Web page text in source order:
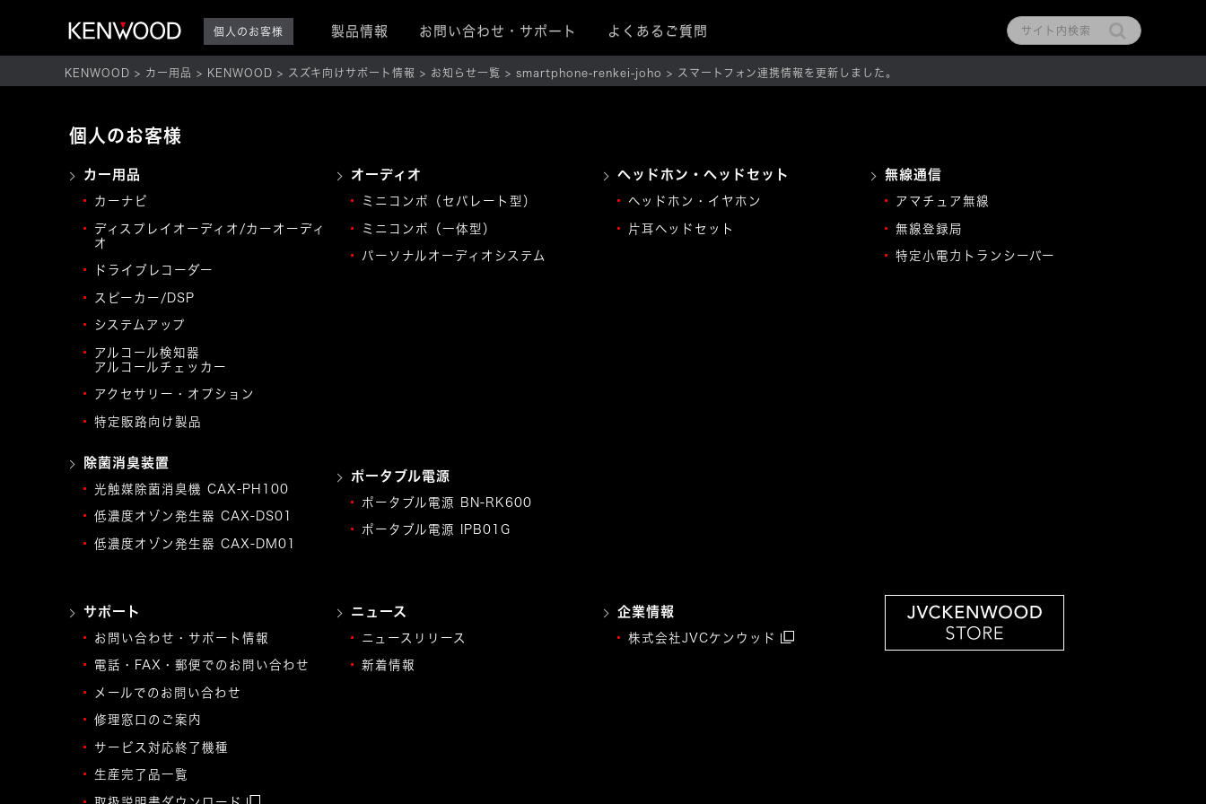
個人のお客様 製品情報 お問い合わせ・サポート よくあるご質問
KENWOOD カー用品 KENWOOD スズキ向けサポート情報 お知らせ一覧 smartphone-renkei-joho スマートフォン連携情報を更新しました。
個人のお客様
カー用品
カーナビ
ディスプレイオーディオ/カーオーディ
オ
ドライブレコーダー
スピーカー/DSP
システムアップ
アルコール検知器
アルコールチェッカー
アクセサリー・オプション
特定販路向け製品
オーディオ
ミニコンポ（セパレート型）
ミニコンポ（一体型）
パーソナルオーディオシステム
ヘッドホン・ヘッドセット
ヘッドホン・イヤホン
片耳ヘッドセット
無線通信
アマチュア無線
無線登録局
特定小電力トランシーバー
除菌消臭装置
光触媒除菌消臭機 CAX-PH100
低濃度オゾン発生器 CAX-DS01
低濃度オゾン発生器 CAX-DM01
ポータブル電源
ポータブル電源 BN-RK600
ポータブル電源 IPB01G
サポート
お問い合わせ・サポート情報
電話・FAX・郵便でのお問い合わせ
メールでのお問い合わせ
修理窓口のご案内
サービス対応終了機種
生産完了品一覧
ニュース
ニュースリリース
新着情報
企業情報
株式会社JVCケンウッド